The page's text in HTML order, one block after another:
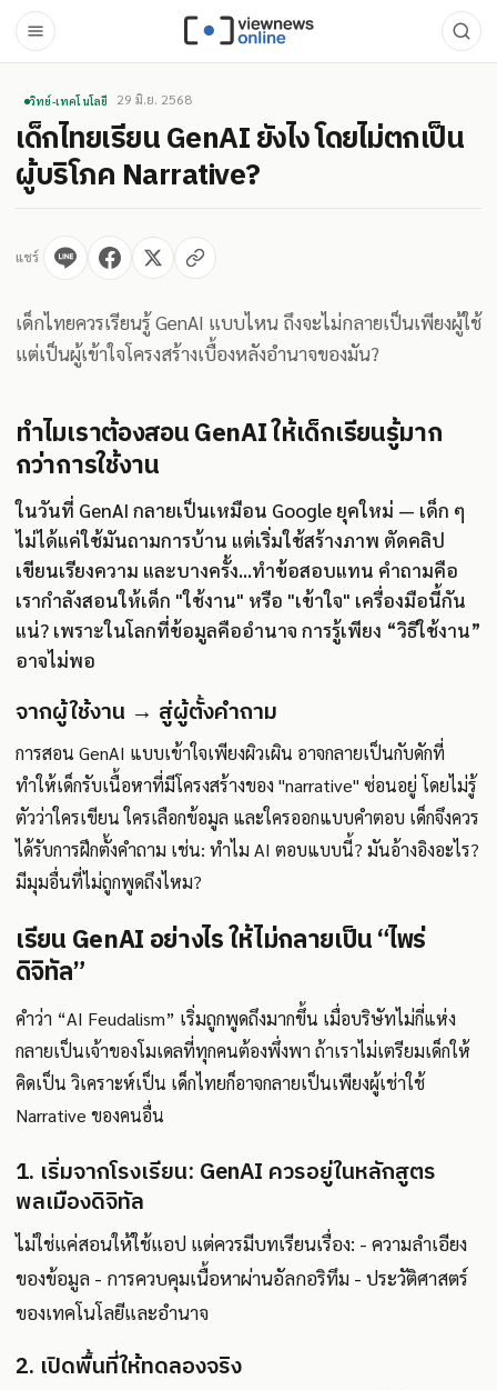
วิทย์-เทคโนโลยี 29 มิ.ย. 2568
เด็กไทยเรียน GenAI ยังไง โดยไม่ตกเป็น
ผู้บริโภค Narrative?
แชร์
เด็กไทยควรเรียนรู้ GenAI แบบไหน ถึงจะไม่กลายเป็นเพียงผู้ใช้
แต่เป็นผู้เข้าใจโครงสร้างเบื้องหลังอำนาจของมัน?
ทำไมเราต้องสอน GenAI ให้เด็กเรียนรู้มาก
กว่าการใช้งาน
ในวันที่ GenAI กลายเป็นเหมือน Google ยุคใหม่ — เด็ก ๆ
ไม่ได้แค่ใช้มันถามการบ้าน แต่เริ่มใช้สร้างภาพ ตัดคลิป
เขียนเรียงความ และบางครั้ง...ทำข้อสอบแทน คำถามคือ
เรากำลังสอนให้เด็ก "ใช้งาน" หรือ "เข้าใจ" เครื่องมือนี้กัน
แน่? เพราะในโลกที่ข้อมูลคืออำนาจ การรู้เพียง “วิธีใช้งาน”
อาจไม่พอ
จากผู้ใช้งาน → สู่ผู้ตั้งคำถาม
การสอน GenAI แบบเข้าใจเพียงผิวเผิน อาจกลายเป็นกับดักที่
ทำให้เด็กรับเนื้อหาที่มีโครงสร้างของ "narrative" ซ่อนอยู่ โดยไม่รู้
ตัวว่าใครเขียน ใครเลือกข้อมูล และใครออกแบบคำตอบ เด็กจึงควร
ได้รับการฝึกตั้งคำถาม เช่น: ทำไม AI ตอบแบบนี้? มันอ้างอิงอะไร?
มีมุมอื่นที่ไม่ถูกพูดถึงไหม?
เรียน GenAI อย่างไร ให้ไม่กลายเป็น “ไพร่
ดิจิทัล”
คำว่า “AI Feudalism” เริ่มถูกพูดถึงมากขึ้น เมื่อบริษัทไม่กี่แห่ง
กลายเป็นเจ้าของโมเดลที่ทุกคนต้องพึ่งพา ถ้าเราไม่เตรียมเด็กให้
คิดเป็น วิเคราะห์เป็น เด็กไทยก็อาจกลายเป็นเพียงผู้เช่าใช้
Narrative ของคนอื่น
1. เริ่มจากโรงเรียน: GenAI ควรอยู่ในหลักสูตร
พลเมืองดิจิทัล
ไม่ใช่แค่สอนให้ใช้แอป แต่ควรมีบทเรียนเรื่อง: - ความลำเอียง
ของข้อมูล - การควบคุมเนื้อหาผ่านอัลกอริทึม - ประวัติศาสตร์
ของเทคโนโลยีและอำนาจ
2. เปิดพื้นที่ให้ทดลองจริง